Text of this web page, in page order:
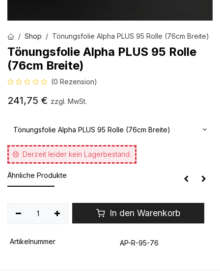
Shop Tönungsfolie Alpha PLUS 95 Rolle (76cm Breite)
Tönungsfolie Alpha PLUS 95 Rolle
(76cm Breite)
(0 Rezension)
241,75 € zzgl. MwSt.
Tönungsfolie Alpha PLUS 95 Rolle (76cm Breite)
Derzeit leider kein Lagerbestand.
Ähnliche Produkte
In den Warenkorb
Artikelnummer AP-R-95-76